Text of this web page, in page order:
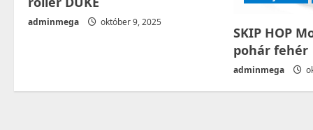
n
adminmega október 9, 2025
SKIP HOP
pohár fehér
adminmega